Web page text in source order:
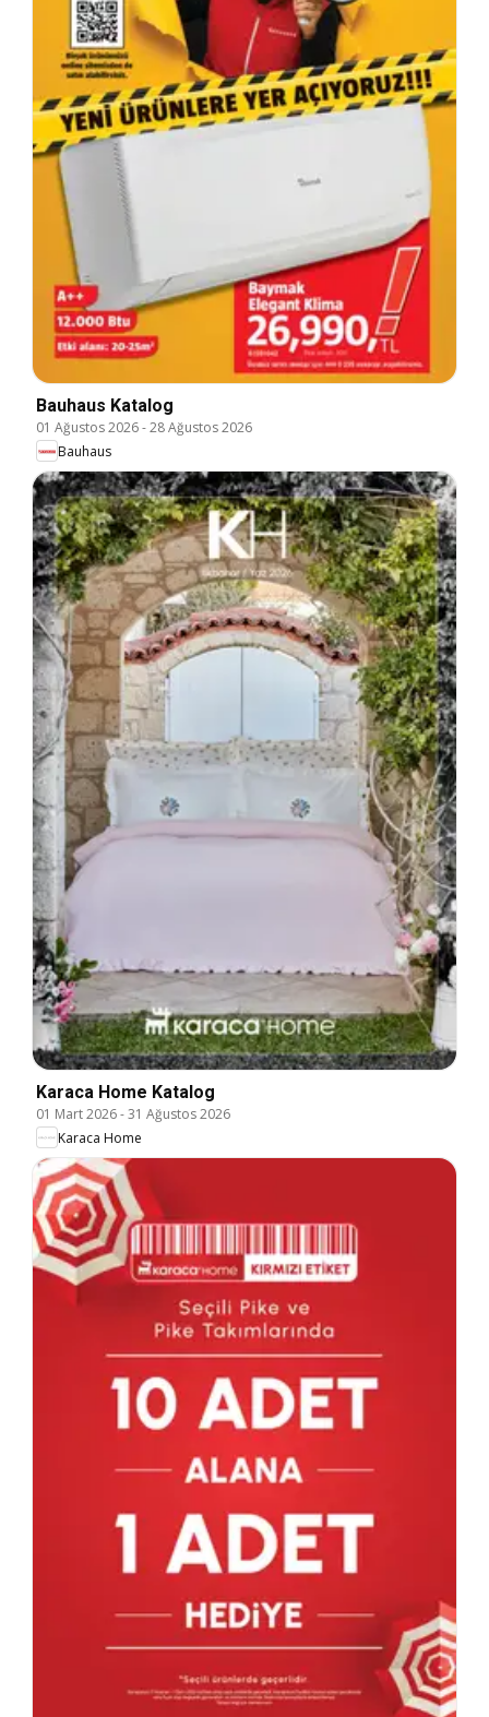
Bauhaus Katalog
01 Ağustos 2026-28 Ağustos 2026
Bauhaus
Karaca Home Katalog
01 Mart 2026-31 Ağustos 2026
Karaca Home